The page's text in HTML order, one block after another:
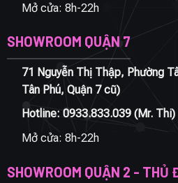
Mở cửa: 8h-22h
SHOWROOM QUẬN 7
71 Nguyễn Thị Thập, Phường
Tân Phú, Quận 7 cũ)
Hotline: 0933.833.039(Mr. Thi)
Mở cửa: 8h-22h
SHOWROOM QUẬN 2 - THỦ